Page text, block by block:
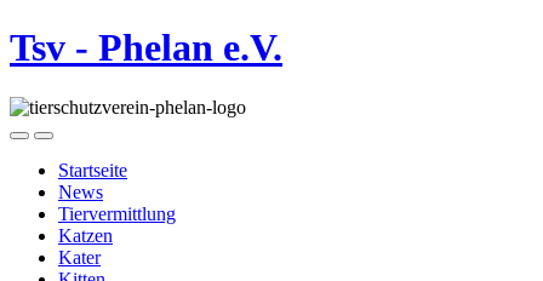
Tsv - Phelan e.V.
Startseite
News
Tiervermittlung
Katzen
Kater